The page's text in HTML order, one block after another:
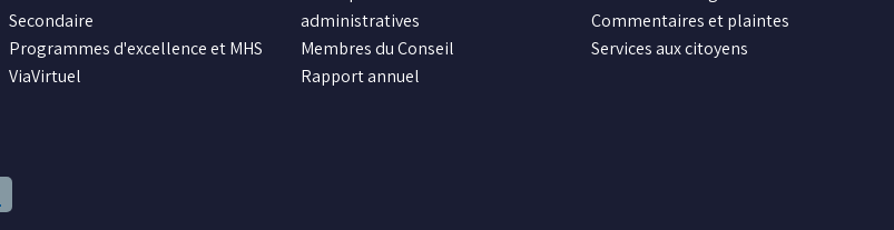
Secondaire
Programmes d'excellence et MHS
ViaVirtuel
administratives
Membres du Conseil
Rapport annuel
Commentaires et plaintes
Services aux citoyens